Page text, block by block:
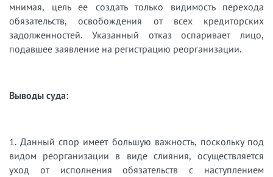
мнимая, цель ее создать только видимость перехода
обязательств, освобождения от всех кредиторских
задолженностей. Указанный отказ оспаривает лицо,
подавшее заявление на регистрацию реорганизации.
Выводы суда:
1. Данный спор имеет большую важность, поскольку под
видом реорганизации в виде слияния, осуществляется
уход от исполнения обязательств с наступлением